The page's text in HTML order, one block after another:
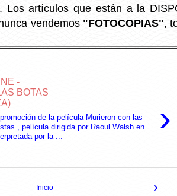
Los artículos que están a la
vendemos "FOTOCOPIAS",
-
BOTAS
›
de la película Murieron con las
, película dirigida por Raoul Walsh en
por la ...
›
Inicio